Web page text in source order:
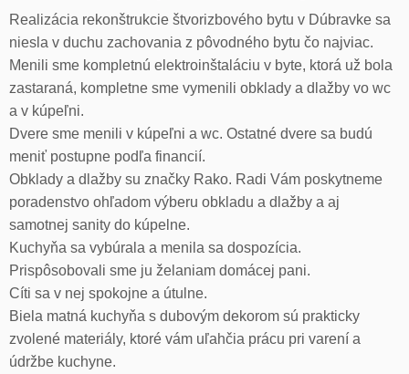
Realizácia rekonštrukcie štvorizbového bytu v Dúbravke sa
niesla v duchu zachovania z pôvodného bytu čo najviac.
Menili sme kompletnú elektroinštaláciu v byte, ktorá už bola
zastaraná, kompletne sme vymenili obklady a dlažby vo wc
a v kúpeľni.
Dvere sme menili v kúpeľni a wc. Ostatné dvere sa budú
meniť postupne podľa financií.
Obklady a dlažby su značky Rako. Radi Vám poskytneme
poradenstvo ohľadom výberu obkladu a dlažby a aj
samotnej sanity do kúpelne.
Kuchyňa sa vybúrala a menila sa dospozícia.
Prispôsobovali sme ju želaniam domácej pani.
Cíti sa v nej spokojne a útulne.
Biela matná kuchyňa s dubovým dekorom sú prakticky
zvolené materiály, ktoré vám uľahčia prácu pri varení a
údržbe kuchyne.